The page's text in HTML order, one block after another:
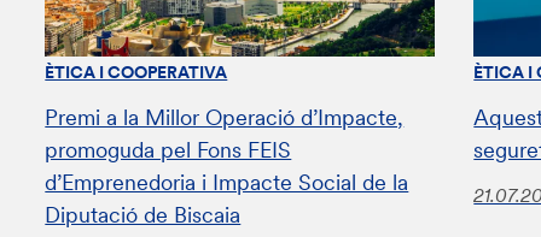
ÈTICA I COOPERATIVA
Premi a la Millor Operació d’Impacte,
promoguda pel Fons FEIS
d’Emprenedoria i Impacte Social de la
Diputació de Biscaia
ÈTICA I